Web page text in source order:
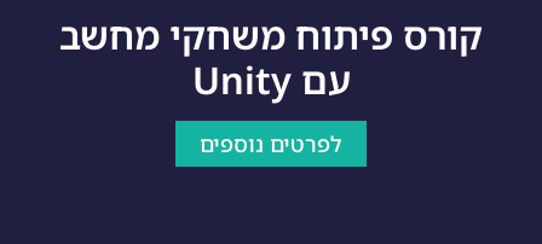
קורס פיתוח משחקי מחשב
עם Unity
לפרטים נוספים